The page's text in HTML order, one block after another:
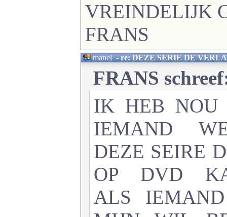
VREINDELIJK
FRANS
manel-re: DEZE SERIE DE
FRANS
IK HEB NOU
IEMAND
DEZE SEIRE
OP DVD
ALS